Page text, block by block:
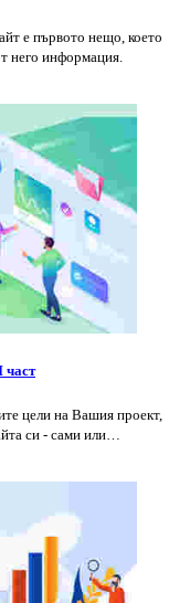
е първото нещо, което
него информация.
част
цели на Вашия проект,
си - сами или…